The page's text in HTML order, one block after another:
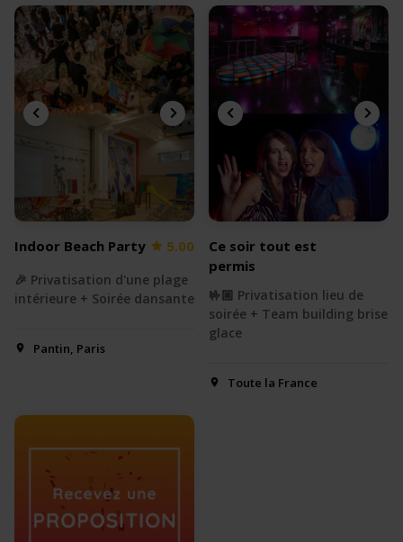
Indoor Beach Party 5.00
🎉 Privatisation d'une plage
intérieure + Soirée dansante
Pantin, Paris
Ce soir tout est
permis
🤟🏼 Privatisation lieu de
soirée + Team building brise
glace
Toute la France